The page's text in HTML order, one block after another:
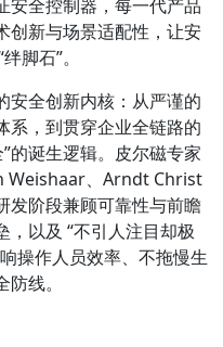
安全控制器，每一代产品
创新与场景适配性，让安
脚石”。
安全创新内核：从严谨的
系，到贯穿企业全链路的
的诞生逻辑。皮尔磁专家
、Arndt Christ
发阶段兼顾可靠性与前瞻
以及 “不引人注目却极
操作人员效率、不拖慢生
线。